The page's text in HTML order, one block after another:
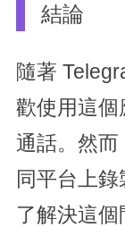
結論
隨著
歡使用這個
通話。然而
同平台上
了解決這